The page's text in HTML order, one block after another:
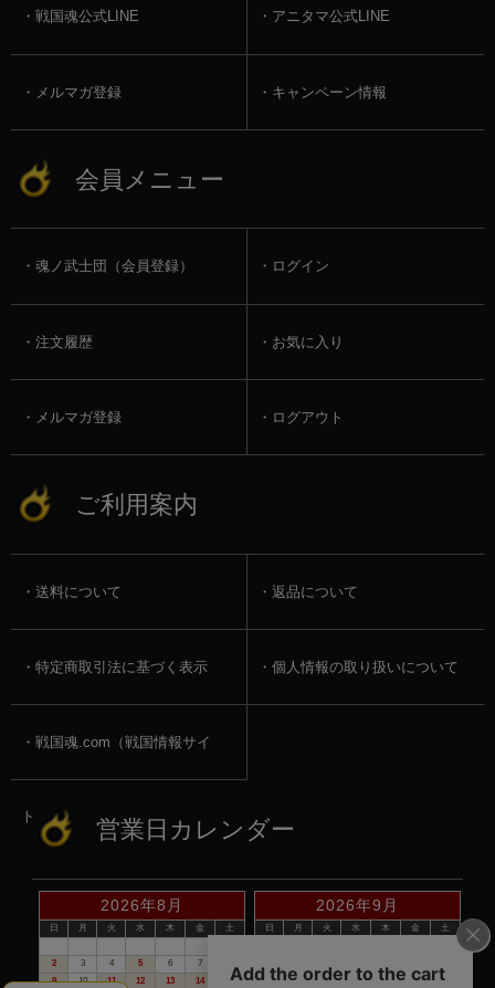
戦国魂公式LINE アニタマ公式LINE
メルマガ登録 キャンペーン情報
会員メニュー
魂ノ武士団（会員登録） ログイン
注文履歴 お気に入り
メルマガ登録 ログアウト
ご利用案内
送料について 返品について
特定商取引法に基づく表示 個人情報の取り扱いについて
戦国魂.com（戦国情報サイ
ト） 営業日カレンダー
2026年8月
日 月 火 水 木 金
土
2
3 4 5 6 7
9
10 11 12 13 14 15
2026年9月
日 月 火 水 木 金
土
13
14 15 16 17 18 19